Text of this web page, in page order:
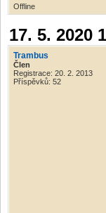
Offline
17. 5. 2020
Trambus
Člen
Registrace: 20. 2. 2013
Příspěvků: 52